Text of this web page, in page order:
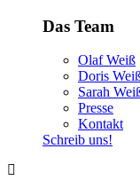
Das Team
Olaf Weiß
Doris
Sarah
Presse
Kontakt
Schreib uns!